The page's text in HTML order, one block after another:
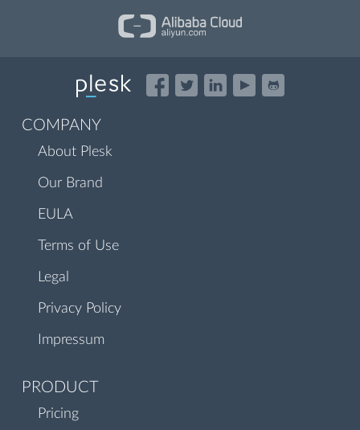
COMPANY
About Plesk
Our Brand
EULA
Terms of Use
Legal
Privacy Policy
Impressum
PRODUCT
Pricing